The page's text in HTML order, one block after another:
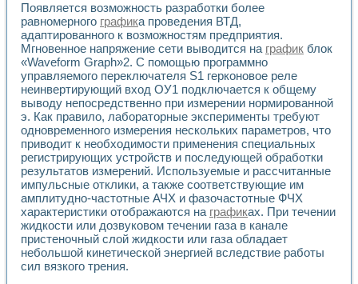
Использование технологий NATIONAL INSTRUMENTS
Учебный практикум "Спектральный и корреляционный
Учебный стенд для исследования принципа действия
Оборудование и программное обеспечение учебных
Виртуальный лабораторный практикум для изучения
Управление роботом ТУР-10 средствами LabVIEW
Аппаратно-программный комплекс для исследования
Автоматизированный дистанционный лабораторный
Исследование возможности реставрации одномерных
Использование технологий NATIONAL INSTRUMENTS в
Разработка модификаций алгоритма полигармонической
Учебный стенд для исследования принципа действия
Виртуальная система поддержки принимаемых решений в
Преемственность дисциплин «Моделирование систем» и
Универсальный стенд для исследования электрических
Лабораторные практикумы по информационно-
Виртуальный измеритель частотных характеристик на
Лабораторный практикум по основам теории Коммутации
Появляется возможность разработки более
равномерного графика проведения ВТД,
адаптированного к возможностям предприятия.
Мгновенное напряжение сети выводится на график блок
«Waveform Graph»2. С помощью программно
управляемого переключателя S1 герконовое реле
неинвертирующий вход ОУ1 подключается к общему
выводу непосредственно при измерении нормированной
э. Как правило, лабораторные эксперименты требуют
одновременного измерения нескольких параметров, что
приводит к необходимости применения специальных
регистрирующих устройств и последующей обработки
результатов измерений. Используемые и рассчитанные
импульсные отклики, а также соответствующие им
амплитудно-частотные АЧХ и фазочастотные ФЧХ
характеристики отображаются на графиках. При течении
жидкости или дозвуковом течении газа в канале
пристеночный слой жидкости или газа обладает
небольшой кинетической энергией вследствие работы
сил вязкого трения.